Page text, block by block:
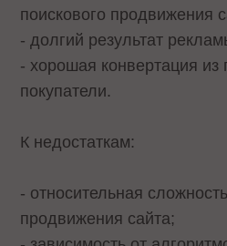
поискового продвижения
- долгий результат
- хорошая конвертация из
покупатели.
К недостаткам:
- относительная
продвижения сайта;